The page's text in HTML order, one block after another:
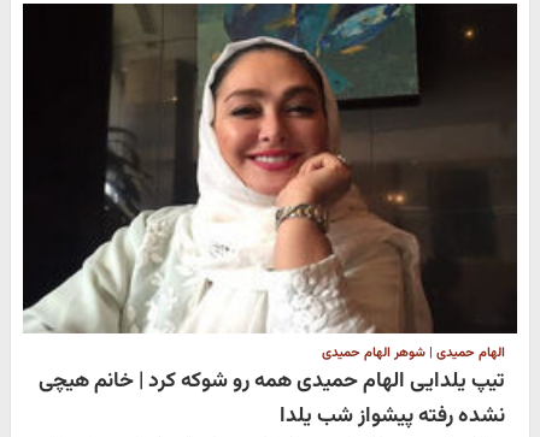
الهام حمیدی | شوهر الهام حمیدی
تیپ یلدایی الهام حمیدی همه رو شوکه کرد | خانم هیچی
نشده رفته پیشواز شب یلدا